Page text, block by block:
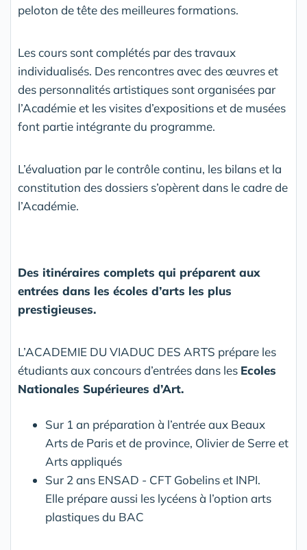
peloton de tête des meilleures formations.
Les cours sont complétés par des travaux
individualisés. Des rencontres avec des œuvres et
des personnalités artistiques sont organisées par
l’Académie et les visites d’expositions et de musées
font partie intégrante du programme.
L’évaluation par le contrôle continu, les bilans et la
constitution des dossiers s’opèrent dans le cadre de
l’Académie.
Des itinéraires complets qui préparent aux
entrées dans les écoles d’arts les plus
prestigieuses.
L’ACADEMIE DU VIADUC DES ARTS prépare les
étudiants aux concours d’entrées dans les Ecoles
Nationales Supérieures d’Art.
Sur 1 an préparation à l’entrée aux Beaux
Arts de Paris et de province, Olivier de Serre et
Arts appliqués
Sur 2 ans ENSAD - CFT Gobelins et INPI.
Elle prépare aussi les lycéens à l’option arts
plastiques du BAC